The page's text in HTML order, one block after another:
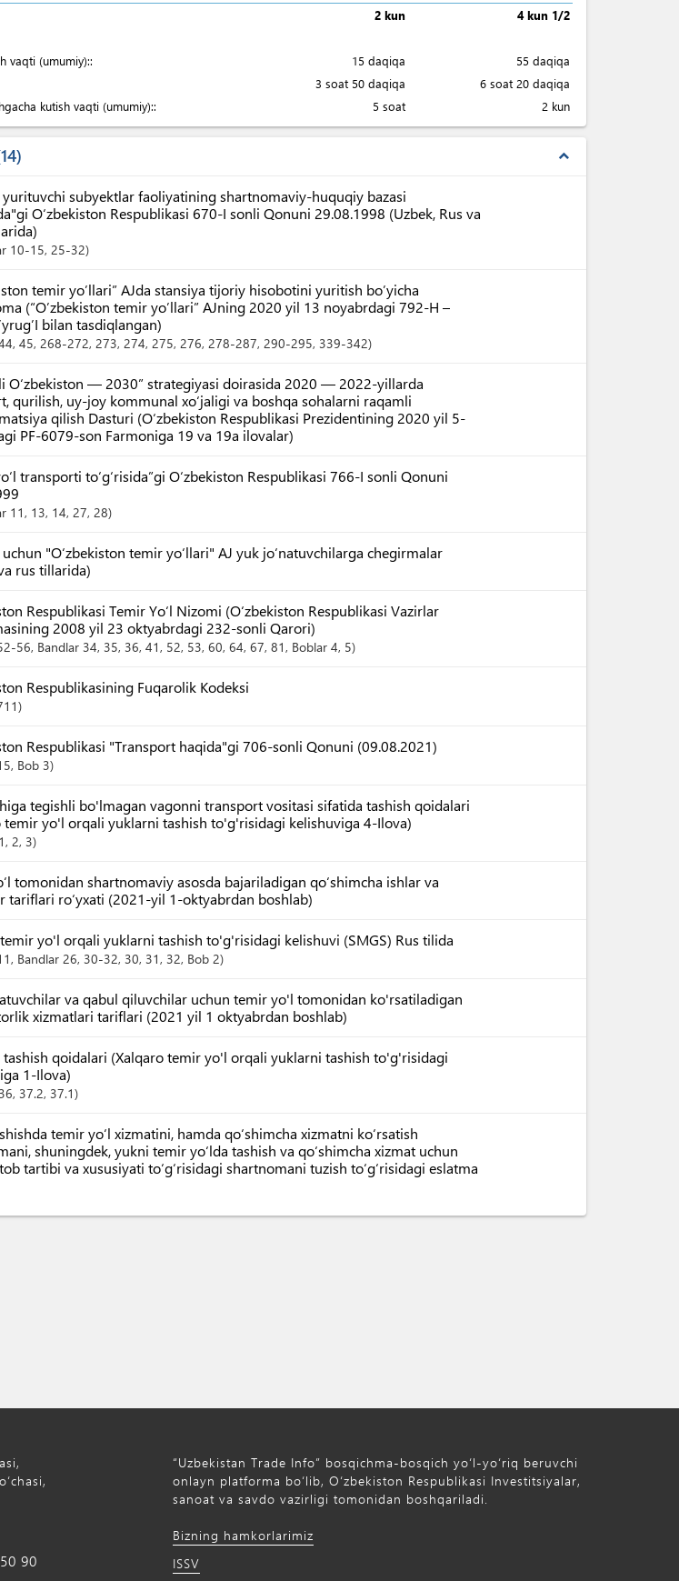
2 kun
4 kun 1/2
vaqti (umumiy)::
15 daqiqa
55 daqiqa
3 soat 50 daqiqa
6 soat 20 daqiqa
kutish vaqti (umumiy)::
5 soat 2 kun
14 expand_less
subyektlar faoliyatining shartnomaviy-huquqiy bazasi
O‘zbekiston Respublikasi 670-I sonli Qonuni 29.08.1998 (Uzbek, Rus va
10-15, 25-32
temir yo’llari” AJda stansiya tijoriy hisobotini yuritish bo’yicha
(“O’zbekiston temir yo’llari” AJning 2020 yil 13 noyabrdagi 792-H –
bilan tasdiqlangan)
, 45, 268-272, 273, 274, 275, 276, 278-287, 290-295, 339-342
O‘zbekiston — 2030” strategiyasi doirasida 2020 — 2022-yillarda
qurilish, uy-joy kommunal xo‘jaligi va boshqa sohalarni raqamli
qilish Dasturi (O‘zbekiston Respublikasi Prezidentining 2020 yil 5-
PF-6079-son Farmoniga 19 va 19a ilovalar)
transporti to‘g‘risida”gi O‘zbekiston Respublikasi 766-I sonli Qonuni
11 , 13, 14, 27, 28
"O‘zbekiston temir yo‘llari" AJ yuk jo‘natuvchilarga chegirmalar
rus tillarida)
Respublikasi Temir Yo‘l Nizomi (O‘zbekiston Respublikasi Vazirlar
2008 yil 23 oktyabrdagi 232-sonli Qarori)
56, Bandlar 34, 35, 36, 41 , 52, 53, 60, 64, 67, 81 , Boblar 4, 5
Respublikasining Fuqarolik Kodeksi
Respublikasi "Transport haqida"gi 706-sonli Qonuni (09.08.2021)
, Bob 3
tegishli bo'lmagan vagonni transport vositasi sifatida tashish qoidalari
temir yo'l orqali yuklarni tashish to'g'risidagi kelishuviga 4-Ilova)
1 , 2, 3
tomonidan shartnomaviy asosda bajariladigan qo‘shimcha ishlar va
tariflari ro‘yxati (2021-yil 1-oktyabrdan boshlab)
yo'l orqali yuklarni tashish to'g'risidagi kelishuvi (SMGS) Rus tilida
, Bandlar 26, 30-32, 30, 31 , 32, Bob 2
va qabul qiluvchilar uchun temir yo'l tomonidan ko'rsatiladigan
xizmatlari tariflari (2021 yil 1 oktyabrdan boshlab)
tashish qoidalari (Xalqaro temir yo'l orqali yuklarni tashish to'g'risidagi
1-Ilova)
, 37.2, 37.1
temir yo‘l xizmatini, hamda qo‘shimcha xizmatni ko‘rsatish
shuningdek, yukni temir yo‘lda tashish va qo‘shimcha xizmat uchun
tartibi va xususiyati to‘g‘risidagi shartnomani tuzish to‘g‘risidagi eslatma
90
“Uzbekistan Trade Info” bosqichma-bosqich yo‘l-yo‘riq beruvchi
onlayn platforma bo‘lib, O‘zbekiston Respublikasi Investitsiyalar,
sanoat va savdo vazirligi tomonidan boshqariladi.
Bizning hamkorlarimiz
ISSV